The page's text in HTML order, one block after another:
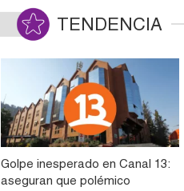
TENDENCIA
Golpe inesperado en Canal 13:
aseguran que polémico